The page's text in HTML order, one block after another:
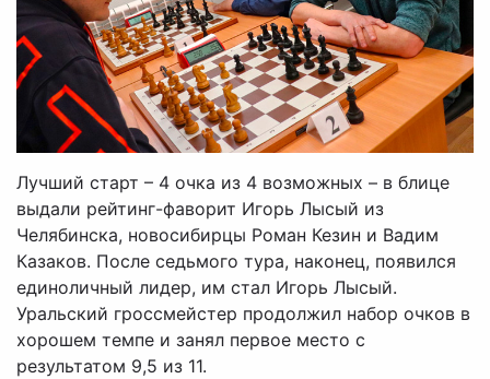
Лучший старт – 4 очка из 4 возможных – в блице
выдали рейтинг-фаворит Игорь Лысый из
Челябинска, новосибирцы Роман Кезин и Вадим
Казаков. После седьмого тура, наконец, появился
единоличный лидер, им стал Игорь Лысый.
Уральский гроссмейстер продолжил набор очков в
хорошем темпе и занял первое место с
результатом 9,5 из 11.